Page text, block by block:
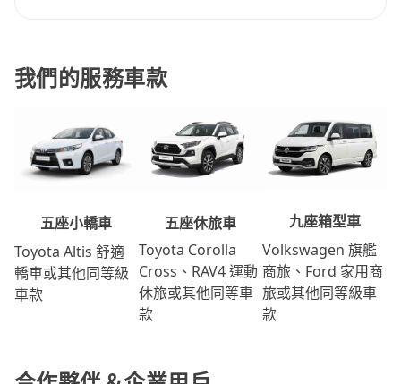
我們的服務車款
五座小轎車
Toyota Altis 舒適
轎車或其他同等級
車款
五座休旅車
Toyota Corolla
Cross、RAV4 運動
休旅或其他同等車
款
九座箱型車
Volkswagen 旗艦
商旅、Ford 家用商
旅或其他同等級車
款